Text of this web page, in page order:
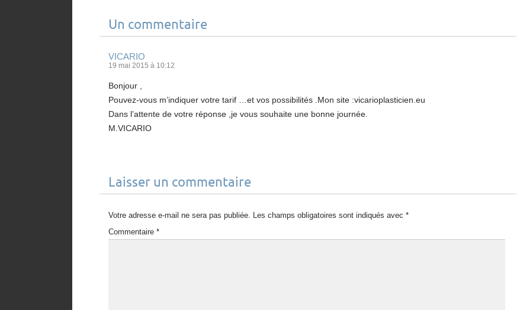
Un commentaire
VICARIO
19 mai 2015 à 10:12
Bonjour ,
Pouvez-vous m’indiquer votre tarif …et vos possibilités .Mon site :vicarioplasticien.eu
Dans l’attente de votre réponse ,je vous souhaite une bonne journée.
M.VICARIO
Laisser un commentaire
Votre adresse e-mail ne sera pas publiée. Les champs obligatoires sont indiqués avec *
Commentaire *